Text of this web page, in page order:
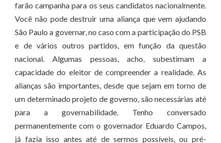
farão campanha para os seus candidatos nacionalmente.
Você não pode destruir uma aliança que vem ajudando
São Paulo a governar, no caso com a participação do PSB
e de vários outros partidos, em função da questão
nacional. Algumas pessoas, acho, subestimam a
capacidade do eleitor de compreender a realidade. As
alianças são importantes, desde que sejam em torno de
um determinado projeto de governo, são necessárias até
para a governabilidade. Tenho conversado
permanentemente com o governador Eduardo Campos,
já fazia isso antes até de sermos possíveis, ou pré-